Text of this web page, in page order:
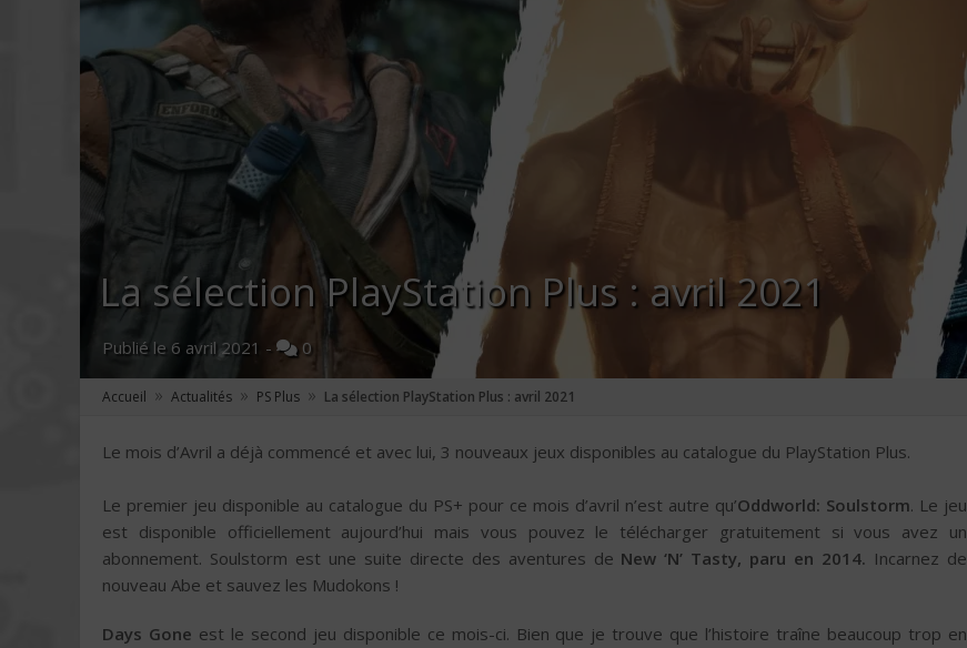
La sélection PlayStation Plus : avril 2021
Publié le 6 avril 2021 - 0
Accueil » Actualités » PS Plus » La sélection PlayStation Plus : avril 2021
Le mois d’Avril a déjà commencé et avec lui, 3 nouveaux jeux disponibles au catalogue du PlayStation Plus.
Le premier jeu disponible au catalogue du PS+ pour ce mois d’avril n’est autre qu’Oddworld: Soulstorm. Le jeu
est disponible officiellement aujourd’hui mais vous pouvez le télécharger gratuitement si vous avez un
abonnement. Soulstorm est une suite directe des aventures de New ‘N’ Tasty, paru en 2014. Incarnez de
nouveau Abe et sauvez les Mudokons !
Days Gone est le second jeu disponible ce mois-ci. Bien que je trouve que l’histoire traîne beaucoup trop en